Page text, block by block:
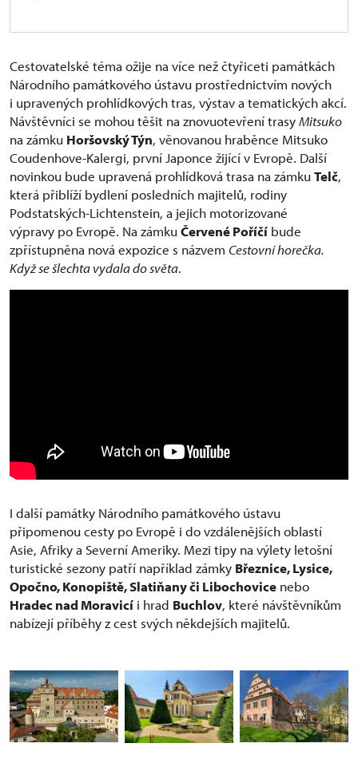
Cestovatelské téma ožije na více než čtyřiceti památkách
Národního památkového ústavu prostřednictvím nových
i upravených prohlídkových tras, výstav a tematických akcí.
Návštěvníci se mohou těšit na znovuotevření trasyMitsuko
na zámku Horšovský Týn, věnovanou hraběnce Mitsuko
Coudenhove-Kalergi, první Japonce žijící v Evropě. Další
novinkou bude upravená prohlídková trasa na zámkuTelč,
která přiblíží bydlení posledních majitelů, rodiny
Podstatských-Lichtenstein, a jejich motorizované
výpravy po Evropě. Na zámkuČervené Poříčí bude
zpřístupněna nová expozice s názvem Cestovní horečka.
Když se šlechta vydala do světa.
I další památky Národního památkového ústavu
připomenou cesty po Evropě i do vzdálenějších oblastí
Asie, Afriky a Severní Ameriky. Mezi tipy na výlety letošní
turistické sezony patří například zámky Březnice, Lysice,
Opočno, Konopiště, Slatiňany či Libochovice nebo
Hradec nad Moravicí i hrad Buchlov, které návštěvníkům
nabízejí příběhy z cest svých někdejších majitelů.